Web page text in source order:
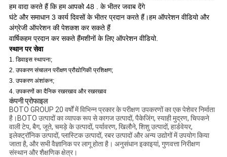
हम वादा करते हैं कि हम आपको 48 . के भीतर जवाब देंगे
घंटे और समाधान 3 कार्य दिवसों के भीतर प्रदान करते हैं।हम ऑपरेशन वीडियो और
अंग्रेजी ऑपरेशन की पेशकश कर सकते हैं
वार्षिकहम प्रदान कर सकते हैंमशीनों के लिए ऑपरेशन वीडियो.
स्थान पर सेवा
1. डिवाइस स्थापना;
2. उपकरण संचालन परीक्षण प्रौद्योगिकी प्रशिक्षण;
3. उपकरण अंशांकन;
4. उपकरणों का दैनिक रखरखाव और रखरखाव
कंपनी प्रोफाइल
BOTO GROUP 20 वर्षों में विभिन्न प्रकार के परीक्षण उपकरणों का एक पेशेवर निर्माता
है।BOTO उत्पादों का व्यापक रूप से कागज उत्पादों, पैकेजिंग, स्याही मुद्रण, चिपकने
वाली टेप, बैग, जूते, चमड़े के उत्पादों, पर्यावरण, खिलौने, शिशु उत्पादों, हार्डवेयर,
इलेक्ट्रॉनिक उत्पादों, प्लास्टिक उत्पादों, रबर उत्पादों और अन्य उद्योगों में उपयोग किया
जाता है, और सभी वैज्ञानिक पर लागू होता है। अनुसंधान इकाइयां, गुणवत्ता निरीक्षण
संस्थान और शैक्षणिक क्षेत्र।